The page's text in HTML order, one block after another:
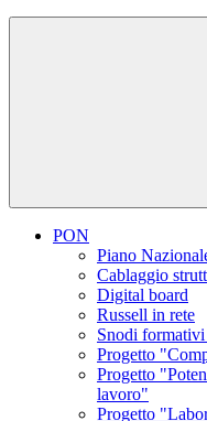
PON
Piano
Cablaggio
Digital board
Russell in rete
Snodi
Progetto
Progetto
lavoro"
Progetto